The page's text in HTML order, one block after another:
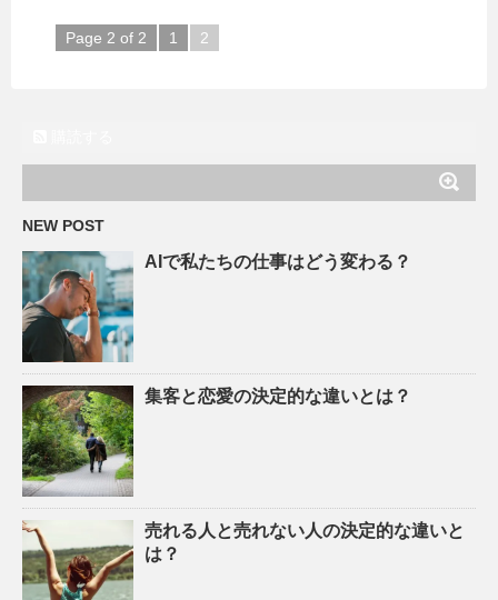
Page 2 of 2 1 2
NEW POST
AIで私たちの仕事はどう変わる？
集客と恋愛の決定的な違いとは？
売れる人と売れない人の決定的な違いと
は？